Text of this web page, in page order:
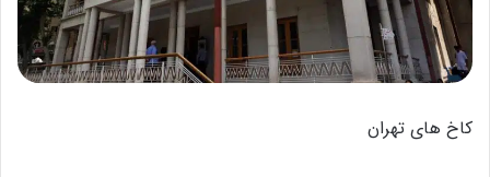
کاخ های تهران